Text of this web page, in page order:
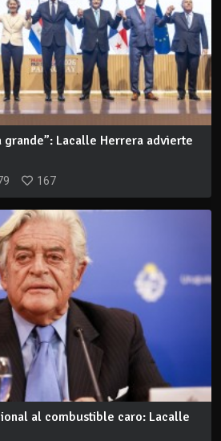
grande”: Lacalle Herrera advierte
167
al combustible caro: Lacalle